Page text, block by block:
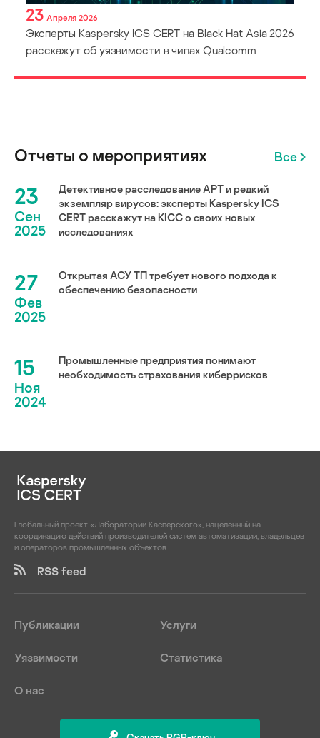
23 Апреля 2026
Эксперты Kaspersky ICS CERT на Black Hat Asia 2026
расскажут об уязвимости в чипах Qualcomm
Отчеты о мероприятиях Все
23
Сен
2025
Детективное расследование АРТ и редкий
экземпляр вирусов: эксперты Kaspersky ICS
CERT расскажут на KICC о своих новых
исследованиях
27
Фев
2025
Открытая АСУ ТП требует нового подхода к
обеспечению безопасности
15
Ноя
2024
Промышленные предприятия понимают
необходимость страхования киберрисков
Глобальный проект «Лаборатории Касперского», нацеленный на
координацию действий производителей систем автоматизации, владельцев
и операторов промышленных объектов
RSS feed
Публикации Услуги
Уязвимости Статистика
О нас